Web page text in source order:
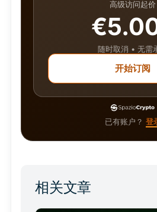
高级访问起价
随时取消 • 无需
开始订阅
已有账户？ 登
相关文章